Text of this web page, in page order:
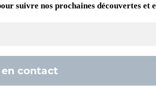
suivre nos prochaines découvertes et